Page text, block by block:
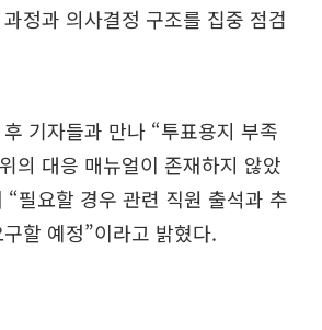
정과 의사결정 구조를 집중 점검
기자들과 만나 “투표용지 부족
의 대응 매뉴얼이 존재하지 않았
“필요할 경우 관련 직원 출석과 추
할 예정”이라고 밝혔다.